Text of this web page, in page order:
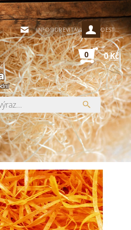
INFO@DREVITAVLNA-PODESTYLKY.CZ
0 0 Kč